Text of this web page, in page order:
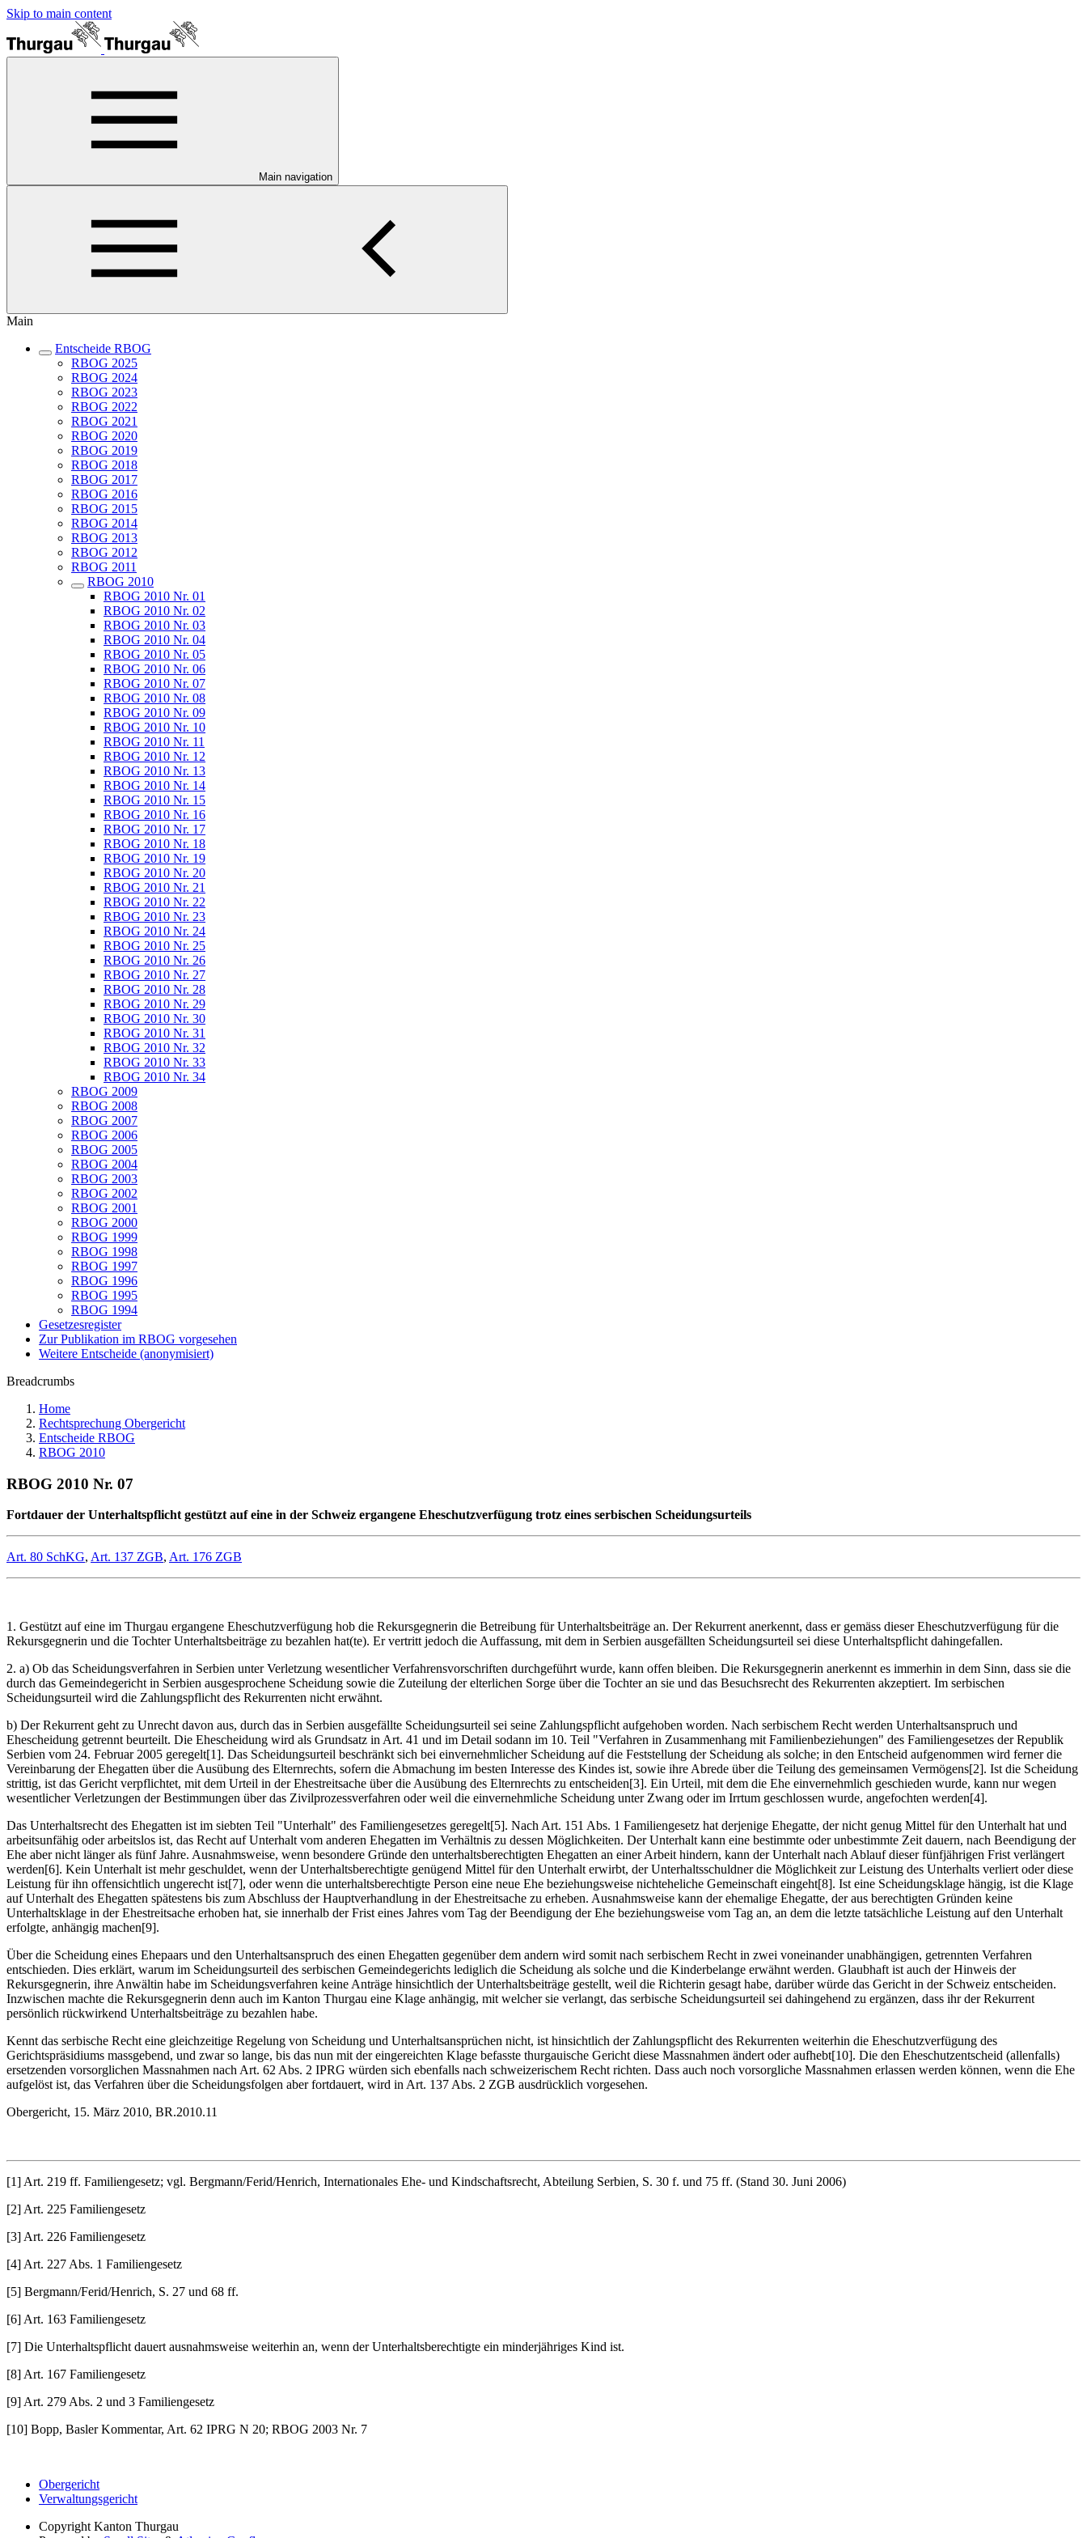
Skip to main content
Main navigation
Main
Entscheide RBOG
RBOG 2025
RBOG 2024
RBOG 2023
RBOG 2022
RBOG 2021
RBOG 2020
RBOG 2019
RBOG 2018
RBOG 2017
RBOG 2016
RBOG 2015
RBOG 2014
RBOG 2013
RBOG 2012
RBOG 2011
RBOG 2010
RBOG 2010 Nr. 01
RBOG 2010 Nr. 02
RBOG 2010 Nr. 03
RBOG 2010 Nr. 04
RBOG 2010 Nr. 05
RBOG 2010 Nr. 06
RBOG 2010 Nr. 07
RBOG 2010 Nr. 08
RBOG 2010 Nr. 09
RBOG 2010 Nr. 10
RBOG 2010 Nr. 11
RBOG 2010 Nr. 12
RBOG 2010 Nr. 13
RBOG 2010 Nr. 14
RBOG 2010 Nr. 15
RBOG 2010 Nr. 16
RBOG 2010 Nr. 17
RBOG 2010 Nr. 18
RBOG 2010 Nr. 19
RBOG 2010 Nr. 20
RBOG 2010 Nr. 21
RBOG 2010 Nr. 22
RBOG 2010 Nr. 23
RBOG 2010 Nr. 24
RBOG 2010 Nr. 25
RBOG 2010 Nr. 26
RBOG 2010 Nr. 27
RBOG 2010 Nr. 28
RBOG 2010 Nr. 29
RBOG 2010 Nr. 30
RBOG 2010 Nr. 31
RBOG 2010 Nr. 32
RBOG 2010 Nr. 33
RBOG 2010 Nr. 34
RBOG 2009
RBOG 2008
RBOG 2007
RBOG 2006
RBOG 2005
RBOG 2004
RBOG 2003
RBOG 2002
RBOG 2001
RBOG 2000
RBOG 1999
RBOG 1998
RBOG 1997
RBOG 1996
RBOG 1995
RBOG 1994
Gesetzesregister
Zur Publikation im RBOG vorgesehen
Weitere Entscheide (anonymisiert)
Breadcrumbs
Home
Rechtsprechung Obergericht
Entscheide RBOG
RBOG 2010
RBOG 2010 Nr. 07
Fortdauer der Unterhaltspflicht gestützt auf eine in der Schweiz ergangene Eheschutzverfügung trotz eines serbischen Scheidungsurteils
Art. 80 SchKG, Art. 137 ZGB, Art. 176 ZGB
1. Gestützt auf eine im Thurgau ergangene Eheschutzverfügung hob die Rekursgegnerin die Betreibung für Unterhaltsbeiträge an. Der Rekurrent anerkennt, dass er gemäss dieser Eheschutzverfügung für die
Rekursgegnerin und die Tochter Unterhaltsbeiträge zu bezahlen hat(te). Er vertritt jedoch die Auffassung, mit dem in Serbien ausgefällten Scheidungsurteil sei diese Unterhaltspflicht dahingefallen.
2. a) Ob das Scheidungsverfahren in Serbien unter Verletzung wesentlicher Verfahrensvorschriften durchgeführt wurde, kann offen bleiben. Die Rekursgegnerin anerkennt es immerhin in dem Sinn, dass sie die
durch das Gemeindegericht in Serbien ausgesprochene Scheidung sowie die Zuteilung der elterlichen Sorge über die Tochter an sie und das Besuchsrecht des Rekurrenten akzeptiert. Im serbischen
Scheidungsurteil wird die Zahlungspflicht des Rekurrenten nicht erwähnt.
b) Der Rekurrent geht zu Unrecht davon aus, durch das in Serbien ausgefällte Scheidungsurteil sei seine Zahlungspflicht aufgehoben worden. Nach serbischem Recht werden Unterhaltsanspruch und
Ehescheidung getrennt beurteilt. Die Ehescheidung wird als Grundsatz in Art. 41 und im Detail sodann im 10. Teil "Verfahren in Zusammenhang mit Familienbeziehungen" des Familiengesetzes der Republik
Serbien vom 24. Februar 2005 geregelt[1]. Das Scheidungsurteil beschränkt sich bei einvernehmlicher Scheidung auf die Feststellung der Scheidung als solche; in den Entscheid aufgenommen wird ferner die
Vereinbarung der Ehegatten über die Ausübung des Elternrechts, sofern die Abmachung im besten Interesse des Kindes ist, sowie ihre Abrede über die Teilung des gemeinsamen Vermögens[2]. Ist die Scheidung
strittig, ist das Gericht verpflichtet, mit dem Urteil in der Ehestreitsache über die Ausübung des Elternrechts zu entscheiden[3]. Ein Urteil, mit dem die Ehe einvernehmlich geschieden wurde, kann nur wegen
wesentlicher Verletzungen der Bestimmungen über das Zivilprozessverfahren oder weil die einvernehmliche Scheidung unter Zwang oder im Irrtum geschlossen wurde, angefochten werden[4].
Das Unterhaltsrecht des Ehegatten ist im siebten Teil "Unterhalt" des Familiengesetzes geregelt[5]. Nach Art. 151 Abs. 1 Familiengesetz hat derjenige Ehegatte, der nicht genug Mittel für den Unterhalt hat und
arbeitsunfähig oder arbeitslos ist, das Recht auf Unterhalt vom anderen Ehegatten im Verhältnis zu dessen Möglichkeiten. Der Unterhalt kann eine bestimmte oder unbestimmte Zeit dauern, nach Beendigung der
Ehe aber nicht länger als fünf Jahre. Ausnahmsweise, wenn besondere Gründe den unterhaltsberechtigten Ehegatten an einer Arbeit hindern, kann der Unterhalt nach Ablauf dieser fünfjährigen Frist verlängert
werden[6]. Kein Unterhalt ist mehr geschuldet, wenn der Unterhaltsberechtigte genügend Mittel für den Unterhalt erwirbt, der Unterhaltsschuldner die Möglichkeit zur Leistung des Unterhalts verliert oder diese
Leistung für ihn offensichtlich ungerecht ist[7], oder wenn die unterhaltsberechtigte Person eine neue Ehe beziehungsweise nichteheliche Gemeinschaft eingeht[8]. Ist eine Scheidungsklage hängig, ist die Klage
auf Unterhalt des Ehegatten spätestens bis zum Abschluss der Hauptverhandlung in der Ehestreitsache zu erheben. Ausnahmsweise kann der ehemalige Ehegatte, der aus berechtigten Gründen keine
Unterhaltsklage in der Ehestreitsache erhoben hat, sie innerhalb der Frist eines Jahres vom Tag der Beendigung der Ehe beziehungsweise vom Tag an, an dem die letzte tatsächliche Leistung auf den Unterhalt
erfolgte, anhängig machen[9].
Über die Scheidung eines Ehepaars und den Unterhaltsanspruch des einen Ehe­gatten gegenüber dem andern wird somit nach serbischem Recht in zwei voneinander unabhängigen, getrennten Verfahren
entschieden. Dies erklärt, warum im Scheidungsurteil des serbischen Gemeindegerichts lediglich die Scheidung als solche und die Kinderbelange erwähnt werden. Glaubhaft ist auch der Hinweis der
Rekursgegnerin, ihre Anwältin habe im Scheidungsverfahren keine Anträge hinsichtlich der Unterhaltsbeiträge gestellt, weil die Richterin gesagt habe, darüber würde das Gericht in der Schweiz entscheiden.
Inzwischen machte die Rekursgegnerin denn auch im Kanton Thurgau eine Klage anhängig, mit welcher sie verlangt, das serbische Scheidungsurteil sei dahingehend zu ergänzen, dass ihr der Rekurrent
persönlich rückwirkend Unterhaltsbeiträge zu bezahlen habe.
Kennt das serbische Recht eine gleichzeitige Regelung von Scheidung und Unterhaltsansprüchen nicht, ist hinsichtlich der Zahlungspflicht des Rekurrenten weiterhin die Eheschutzverfügung des
Gerichtspräsidiums massgebend, und zwar so lange, bis das nun mit der eingereichten Klage befasste thurgauische Gericht diese Massnahmen ändert oder aufhebt[10]. Die den Eheschutzentscheid (allenfalls)
ersetzenden vorsorglichen Massnahmen nach Art. 62 Abs. 2 IPRG würden sich ebenfalls nach schweizerischem Recht richten. Dass auch noch vorsorgliche Massnahmen erlassen werden können, wenn die Ehe
aufgelöst ist, das Verfahren über die Scheidungsfolgen aber fortdauert, wird in Art. 137 Abs. 2 ZGB ausdrücklich vorgesehen.
Obergericht, 15. März 2010, BR.2010.11
[1] Art. 219 ff. Familiengesetz; vgl. Bergmann/Ferid/Henrich, Internationales Ehe- und Kindschaftsrecht, Abteilung Serbien, S. 30 f. und 75 ff. (Stand 30. Juni 2006)
[2] Art. 225 Familiengesetz
[3] Art. 226 Familiengesetz
[4] Art. 227 Abs. 1 Familiengesetz
[5] Bergmann/Ferid/Henrich, S. 27 und 68 ff.
[6] Art. 163 Familiengesetz
[7] Die Unterhaltspflicht dauert ausnahmsweise weiterhin an, wenn der Unterhaltsberechtigte ein minderjähriges Kind ist.
[8] Art. 167 Familiengesetz
[9] Art. 279 Abs. 2 und 3 Familiengesetz
[10] Bopp, Basler Kommentar, Art. 62 IPRG N 20; RBOG 2003 Nr. 7
Obergericht
Verwaltungsgericht
Copyright Kanton Thurgau